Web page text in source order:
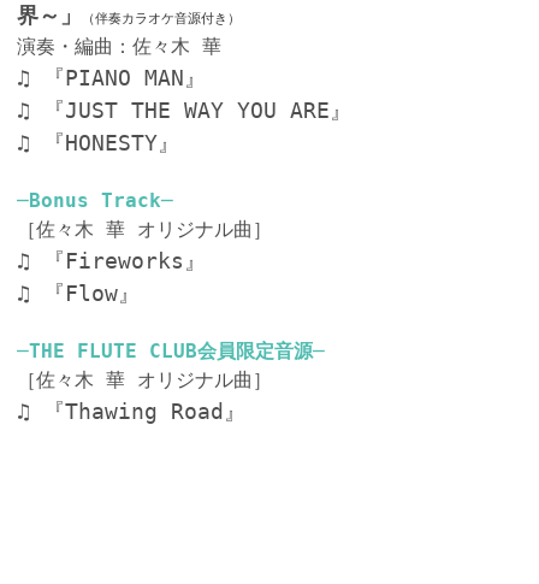
界～」
（伴奏カラオケ音源付き）
演奏・編曲：佐々木 華
♫ 『PIANO MAN』
♫ 『JUST THE WAY YOU ARE』
♫ 『HONESTY』
─Bonus Track─
［佐々木 華 オリジナル曲］
♫ 『Fireworks』
♫ 『Flow』
─THE FLUTE CLUB会員限定音源─
［佐々木 華 オリジナル曲］
♫ 『Thawing Road』